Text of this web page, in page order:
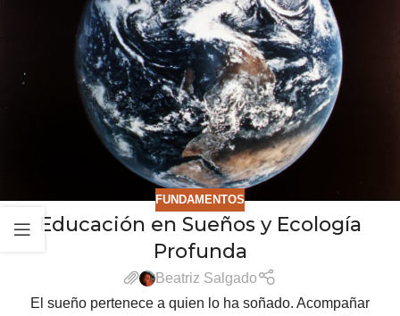
FUNDAMENTOS
Educación en Sueños y Ecología
Profunda
Beatriz Salgado
El sueño pertenece a quien lo ha soñado. Acompañar